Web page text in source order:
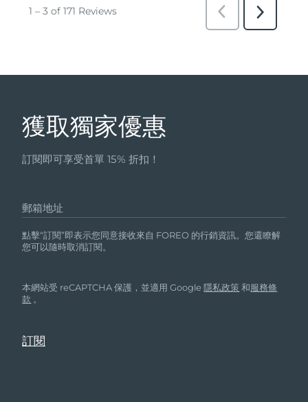
獲取獨家優惠
訂閱即可享受首單 15% 折扣！
郵箱地址
點擊“訂閱”即表示您同意接收來自 FOREO 的行銷資訊。您還瞭解
您可以隨時取消訂閱。
本網站受 reCAPTCHA 保護，並適用 Google隱私政策 和服務條
款 。